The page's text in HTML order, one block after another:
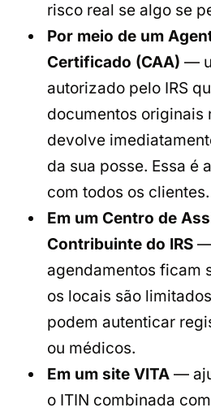
risco real se algo se
Por meio de um
Certificado (CAA) —
autorizado pelo IRS
documentos originais
devolve
da sua posse. Essa é
com todos os clientes.
Em um Centro de
Contribuinte do IRS—
agendamentos ficam
os locais são
podem autenticar
ou médicos.
Em um site VITA—
o ITIN combinada